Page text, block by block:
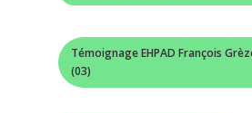
Témoignage EHPAD François
(03)